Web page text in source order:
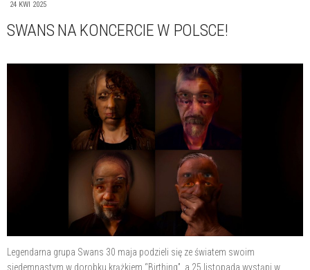
24 KWI 2025
SWANS NA KONCERCIE W POLSCE!
Legendarna grupa Swans 30 maja podzieli się ze światem swoim
siedemnastym w dorobku krążkiem “Birthing”, a 25 listopada wystąpi w